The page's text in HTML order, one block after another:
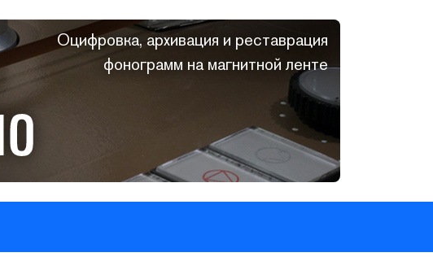
Оцифровка, архивация и реставрация
фонограмм на магнитной ленте